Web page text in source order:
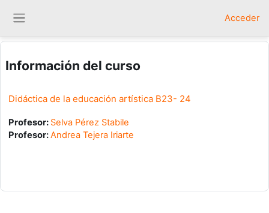
Acceder
Información del curso
Didáctica de la educación artística B23- 24
Profesor: Selva Pérez Stabile
Profesor:Andrea Tejera Iriarte